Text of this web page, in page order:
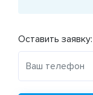
Оставить заявку: